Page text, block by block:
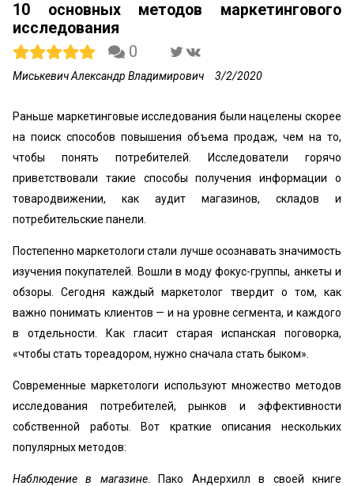
10 основных методов маркетингового
исследования
0
Миськевич Александр Владимирович 3/2/2020
Раньше маркетинговые исследования были нацелены скорее
на поиск способов повышения объема продаж, чем на то,
чтобы понять потребителей. Исследователи горячо
приветствовали такие способы получения информации о
товародвижении, как аудит магазинов, складов и
потребительские панели.
Постепенно маркетологи стали лучше осознавать значимость
изучения покупателей. Вошли в моду фокус-группы, анкеты и
обзоры. Сегодня каждый маркетолог твердит о том, как
важно понимать клиентов — и на уровне сегмента, и каждого
в отдельности. Как гласит старая испанская поговорка,
«чтобы стать тореадором, нужно сначала стать быком».
Современные маркетологи используют множество методов
исследования потребителей, рынков и эффективности
собственной работы. Вот краткие описания нескольких
популярных методов:
Наблюдение в магазине. Пако Андерхилл в своей книге